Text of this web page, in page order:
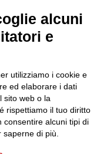
e bandi
& Eventi
alcuni
e
utilizziamo i cookie e
ed elaborare i dati
sito web o la
rispettiamo il tuo diritto
consentire alcuni tipi di
di più.